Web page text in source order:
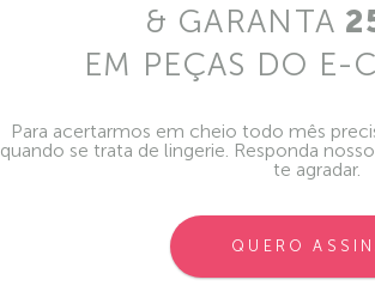
& GARANTA
EM PEÇAS DO E-
Para acertarmos em cheio todo mês
quando se trata de lingerie. Responda
te agradar.
QUERO